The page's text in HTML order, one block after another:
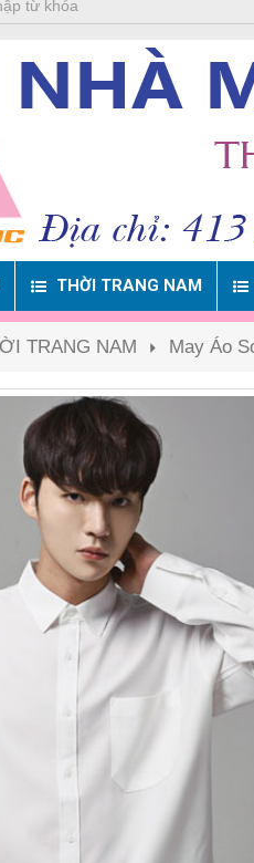
THỜI TRANG NAM
TRANG NAM May Áo